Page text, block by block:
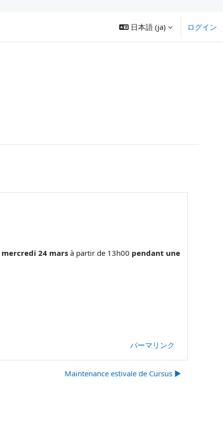
日本語 ‎(ja)‎ ログイン
mercredi 24 mars à partir de 13h00 pendant une
パーマリンク
Maintenance estivale de Cursus ▶︎